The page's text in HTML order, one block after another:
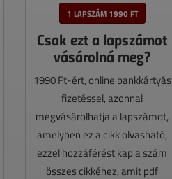
1 LAPSZÁM 1990 FT
Csak ezt a lapszámot
vásárolná meg?
1990 Ft-ért, online bankkártyás
fizetéssel, azonnal
megvásárolhatja a lapszámot,
amelyben ez a cikk olvasható,
ezzel hozzáférést kap a szám
összes cikkéhez, amit pdf